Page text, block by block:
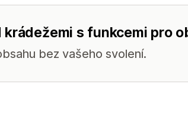
s funkcemi pro
bez vašeho svolení.